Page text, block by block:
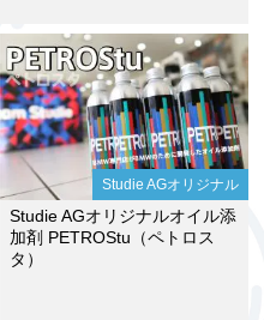
Studie AGオリジナル
Studie AGオリジナルオイル添
加剤 PETROStu（ペトロス
タ）